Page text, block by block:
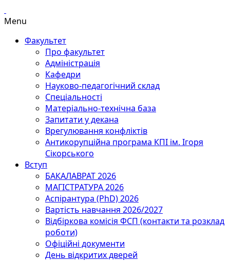
Menu
Факультет
Про факультет
Адміністрація
Кафедри
Науково-педагогічний склад
Спеціальності
Матеріально-технічна база
Запитати у декана
Врегулювання конфліктів
Антикорупційна програма КПІ ім. Ігоря
Сікорського
Вступ
БАКАЛАВРАТ 2026
МАГІСТРАТУРА 2026
Аспірантура (PhD) 2026
Вартість навчання 2026/2027
Відбіркова комісія ФСП (контакти та розклад
роботи)
Офіційні документи
День відкритих дверей